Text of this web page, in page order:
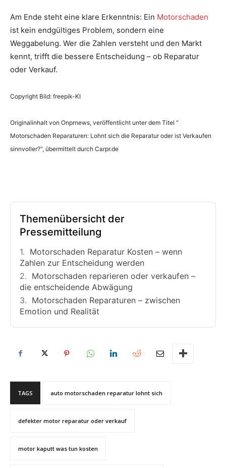
Am Ende steht eine klare Erkenntnis: Ein Motorschaden
ist kein endgültiges Problem, sondern eine
Weggabelung. Wer die Zahlen versteht und den Markt
kennt, trifft die bessere Entscheidung – ob Reparatur
oder Verkauf.
Copyright Bild: freepik-KI
Originalinhalt von Onprnews, veröffentlicht unter dem Titel “
Motorschaden Reparaturen: Lohnt sich die Reparatur oder ist Verkaufen
sinnvoller?“, übermittelt durch Carpr.de
Themenübersicht der
Pressemitteilung
Motorschaden Reparatur Kosten – wenn
Zahlen zur Entscheidung werden
Motorschaden reparieren oder verkaufen –
die entscheidende Abwägung
Motorschaden Reparaturen – zwischen
Emotion und Realität
TAGS auto motorschaden reparatur lohnt sich
defekter motor reparatur oder verkauf
motor kaputt was tun kosten